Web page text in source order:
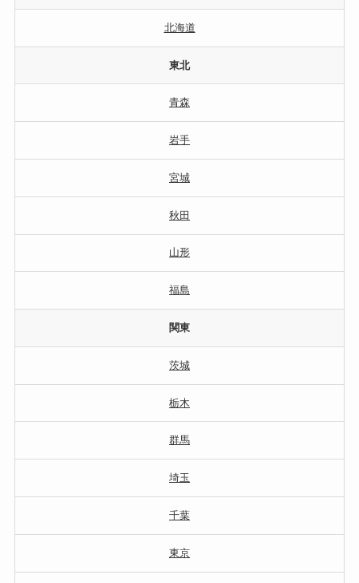
北海道
東北
青森
岩手
宮城
秋田
山形
福島
関東
茨城
栃木
群馬
埼玉
千葉
東京